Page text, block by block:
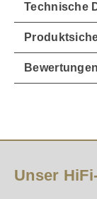
Technische
Bewertungen
Unser